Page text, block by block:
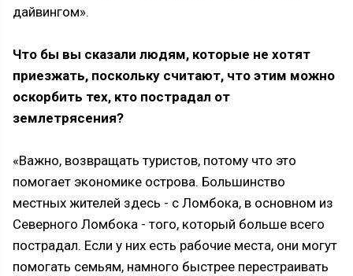
дайвингом».
Что бы вы сказали людям, которые не хотят
приезжать, поскольку считают, что этим можно
оскорбить тех, кто пострадал от
землетрясения?
«Важно, возвращать туристов, потому что это
помогает экономике острова. Большинство
местных жителей здесь - с Ломбока, в основном из
Северного Ломбока - того, который больше всего
пострадал. Если у них есть рабочие места, они могут
помогать семьям, намного быстрее перестраивать